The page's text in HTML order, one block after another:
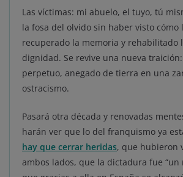
Las víctimas: mi abuelo, el tuyo, tú
la fosa del olvido sin haber visto cómo
recuperado la memoria y rehabilitado
dignidad. Se revive una nueva
perpetuo, anegado de tierra en una
ostracismo.
Pasará otra década y renovadas
harán ver que lo del franquismo ya
hay que cerrar heridas, que hubieron
ambos lados, que la dictadura fue “un